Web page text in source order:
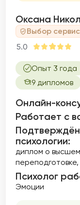
Оксана
Выбор
5.0
Опыт 3 года
9 дипломов
Онлайн-
Работает с
психологии:
диплом о
переподготовке
Психолог
Эмоции